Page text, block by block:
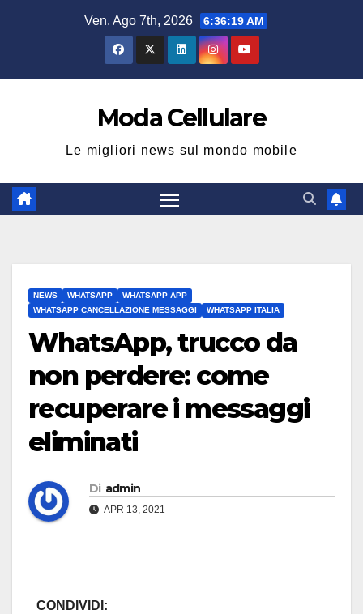
Ven. Ago 7th, 2026 6:36:20 AM
Moda Cellulare
Le migliori news sul mondo mobile
NEWS WHATSAPP
WHATSAPP APP
WHATSAPP CANCELLAZIONE MESSAGGI
WHATSAPP ITALIA
WhatsApp, trucco da
non perdere: come
recuperare i messaggi
eliminati
Di admin
APR 13, 2021
CONDIVIDI: